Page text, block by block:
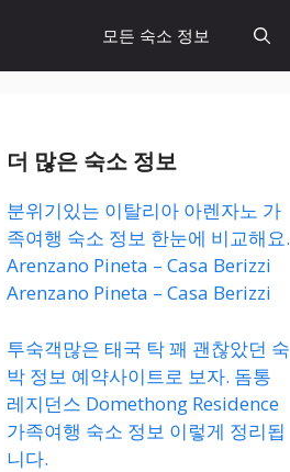
모든 숙소 정보
더 많은 숙소 정보
분위기있는 이탈리아 아렌자노 가
족여행 숙소 정보 한눈에 비교해요.
Arenzano Pineta – Casa Berizzi
Arenzano Pineta – Casa Berizzi
투숙객많은 태국 탁 꽤 괜찮았던 숙
박 정보 예약사이트로 보자. 돔통
레지던스 Domethong Residence
가족여행 숙소 정보 이렇게 정리됩
니다.